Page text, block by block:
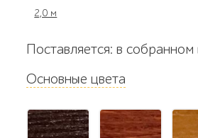
2,0 м
Поставляется: в собранном
Основные цвета